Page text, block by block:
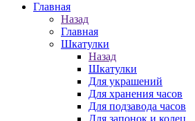
Главная
Назад
Главная
Шкатулки
Назад
Шкатулки
Для украшений
Для хранения часов
Для подзавода часов
Для запонок и колец